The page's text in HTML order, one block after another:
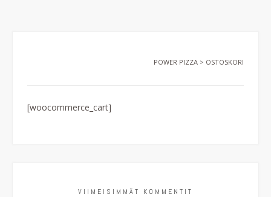
POWER PIZZA > OSTOSKORI
[woocommerce_cart]
VIIMEISIMMÄT KOMMENTIT